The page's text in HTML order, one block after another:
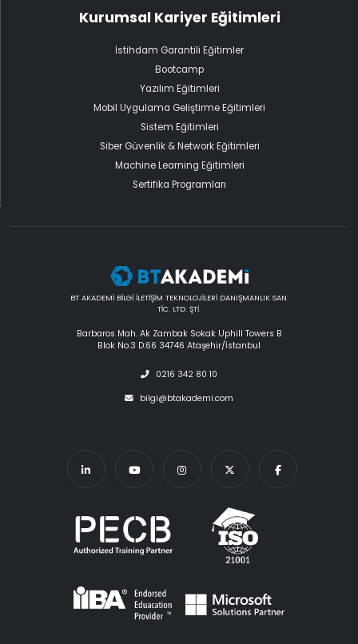
Kurumsal Kariyer Eğitimleri
İstihdam Garantili Eğitimler
Bootcamp
Yazılım Eğitimleri
Mobil Uygulama Geliştirme Eğitimleri
Sistem Eğitimleri
Siber Güvenlik & Network Eğitimleri
Machine Learning Eğitimleri
Sertifika Programları
BT AKADEMİ BİLGİ İLETİŞİM TEKNOLOJİLERİ DANIŞMANLIK SAN.
TİC. LTD. ŞTİ.
Barbaros Mah. Ak Zambak Sokak Uphill Towers B
Blok No:3 D:66 34746 Ataşehir/İstanbul
0216 342 80 10
bilgi@btakademi.com